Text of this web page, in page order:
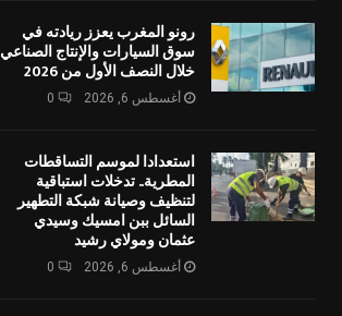
رونو المغرب يعزز ريادته في
سوق السيارات والإنتاج الصناعي
خلال النصف الأول من 2026
أغسطس 6, 2026 0
استعدادا لموسم التساقطات
المطرية.. تدخلات استباقية
لتنظيف وصيانة شبكة التطهير
السائل ببن امسيك وسيدي
عثمان ومولاي رشيد
أغسطس 6, 2026 0